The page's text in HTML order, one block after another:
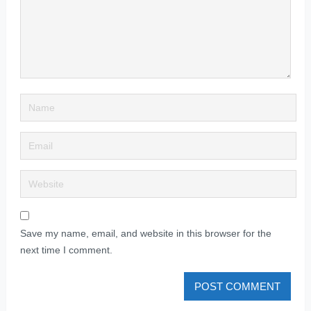
Save my name, email, and website in this browser for the
next time I comment.